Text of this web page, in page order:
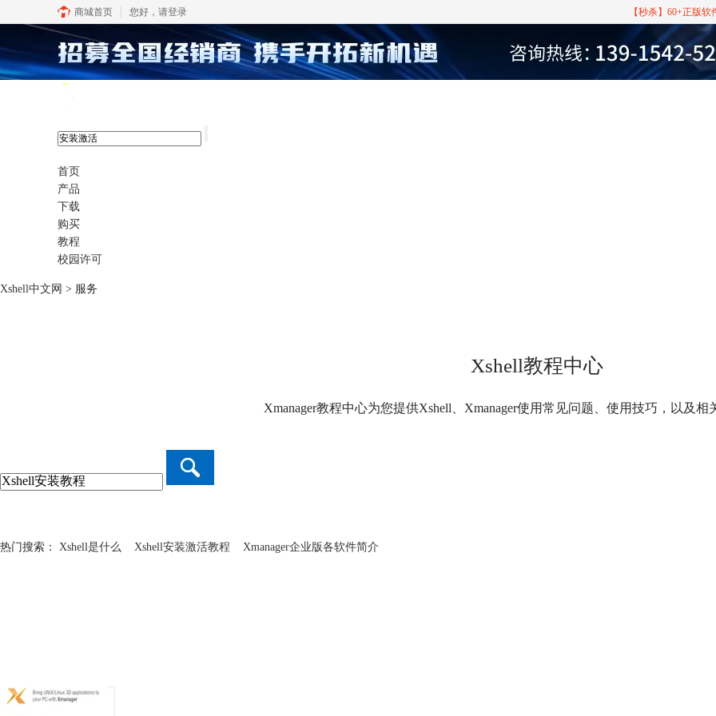
商城首页 您好， 请登录 【秒杀】60+正版
首页
产品
下载
购买
教程
校园许可
Xshell中文网 > 服务
Xshell教程中心
Xmanager教程中心为您提供Xshell、Xmanager使用常见问题、使用技巧，以及相
热门搜索： Xshell是什么 Xshell安装激活教程 Xmanager企业版各软件简介